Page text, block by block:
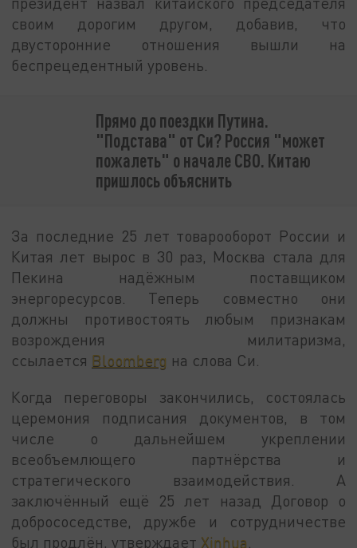
своим дорогим другом, добавив, что
двусторонние отношения вышли на
беспрецедентный уровень.
Прямо до поездки Путина.
"Подстава" от Си? Россия "может
пожалеть" о начале СВО. Китаю
пришлось объяснить
За последние 25 лет товарооборот России и
Китая лет вырос в 30 раз, Москва стала для
Пекина надёжным поставщиком
энергоресурсов. Теперь совместно они
должны противостоять любым признакам
возрождения милитаризма,
ссылается Bloomberg на слова Си.
Когда переговоры закончились, состоялась
церемония подписания документов, в том
числе о дальнейшем укреплении
всеобъемлющего партнёрства и
стратегического взаимодействия. А
заключённый ещё 25 лет назад Договор о
добрососедстве, дружбе и сотрудничестве
был продлён, утверждает Xinhua